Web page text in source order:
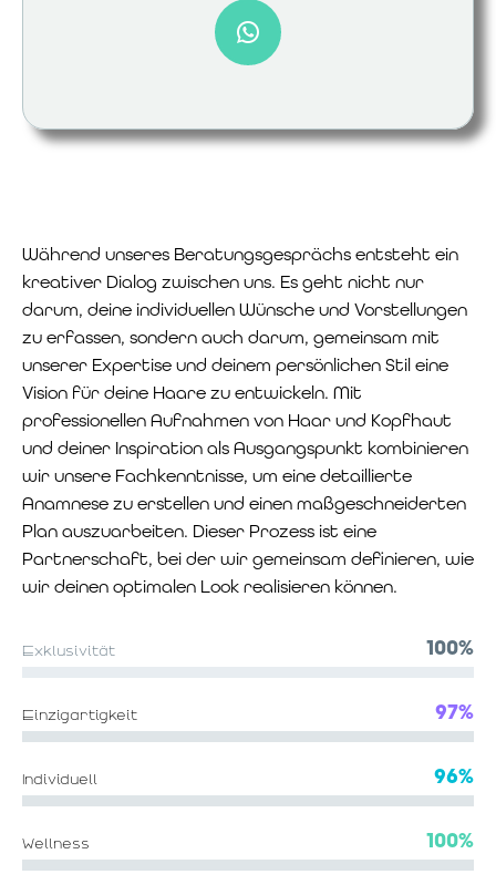
Während unseres Beratungsgesprächs entsteht ein
kreativer Dialog zwischen uns. Es geht nicht nur
darum, deine individuellen Wünsche und Vorstellungen
zu erfassen, sondern auch darum, gemeinsam mit
unserer Expertise und deinem persönlichen Stil eine
Vision für deine Haare zu entwickeln. Mit
professionellen Aufnahmen von Haar und Kopfhaut
und deiner Inspiration als Ausgangspunkt kombinieren
wir unsere Fachkenntnisse, um eine detaillierte
Anamnese zu erstellen und einen maßgeschneiderten
Plan auszuarbeiten. Dieser Prozess ist eine
Partnerschaft, bei der wir gemeinsam definieren, wie
wir deinen optimalen Look realisieren können.
Exklusivität 100%
Einzigartigkeit 97%
Individuell 96%
Wellness 100%